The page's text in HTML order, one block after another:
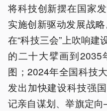
将科技创新摆在国家
实施创新驱动发展战
在“科技三会”上吹响建
的二十大擘画到
图；2024年全国科技
发出加快建设科技强
记亲自谋划、举旗定